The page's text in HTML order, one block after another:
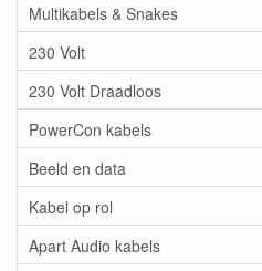
Multikabels & Snakes
230 Volt
230 Volt Draadloos
PowerCon kabels
Beeld en data
Kabel op rol
Apart Audio kabels